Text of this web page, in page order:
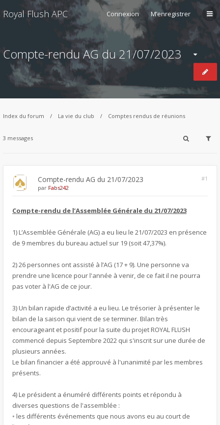
Royal Flush APC Connexion M’enregistrer
Compte-rendu AG du 21/07/2023
Index du forum La vie du club Comptes rendus de réunions
3 messages
Compte-rendu AG du 21/07/2023
#1
par Fabs242
Compte-rendu de l’Assemblée Générale du 21/07/2023
1) L’Assemblée Générale (AG) a eu lieu le 21/07/2023 en présence
de 9 membres du bureau actuel sur 19 (soit 47,37%).
2) 26 personnes ont assisté à l’AG (17 + 9). Une personne va
prendre une licence pour l'année à venir, de ce fait il ne pourra
pas voter à l'AG de ce jour.
3) Un bilan rapide d’activité a eu lieu. Le trésorier à présenter le
bilan de la saison qui vient de se terminer. Bilan très
encourageant et positif pour la suite du projet ROYAL FLUSH
commencé depuis Septembre 2022 qui s'inscrit sur une durée de
plusieurs années.
Le bilan financier a été approuvé à l'unanimité par les membres
présents.
4) Le président a énuméré différents points et répondu à
diverses questions de l'assemblée :
◦ les différents événements que nous avons eu au court de